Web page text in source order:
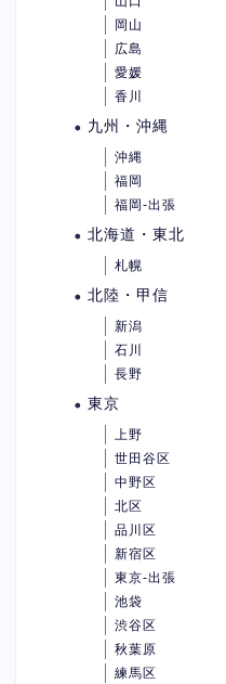
岡山
広島
愛媛
香川
九州・沖縄
沖縄
福岡
福岡-出張
北海道・東北
札幌
北陸・甲信
新潟
石川
長野
東京
上野
世田谷区
中野区
北区
品川区
新宿区
東京-出張
池袋
渋谷区
秋葉原
練馬区